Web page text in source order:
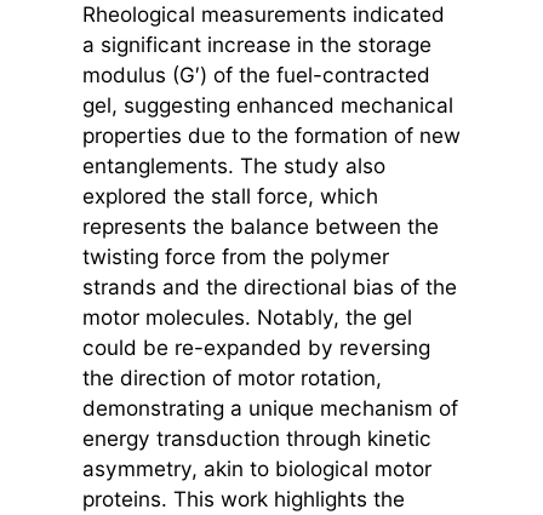
Rheological measurements indicated
a significant increase in the storage
modulus (G′) of the fuel-contracted
gel, suggesting enhanced mechanical
properties due to the formation of new
entanglements. The study also
explored the stall force, which
represents the balance between the
twisting force from the polymer
strands and the directional bias of the
motor molecules. Notably, the gel
could be re-expanded by reversing
the direction of motor rotation,
demonstrating a unique mechanism of
energy transduction through kinetic
asymmetry, akin to biological motor
proteins. This work highlights the